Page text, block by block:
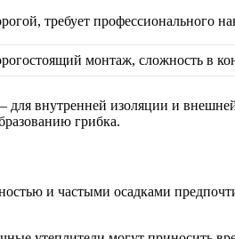
требует профессионального
монтаж, сложность в
внутренней изоляции и
грибка.
и частыми осадками